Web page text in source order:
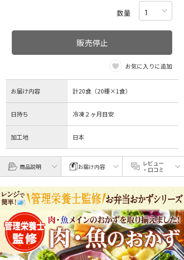
数量
販売停止
お気に入りに追加
お届け内容 計20食（20種×1食）
日持ち 冷凍２ヶ月目安
加工地 日本
商品説明 お届け内容
レビュー
・口コミ